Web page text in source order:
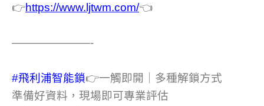
👉https://www.ljtwm.com/👈
———————-
#飛利浦智能鎖👉一觸即開｜多種解鎖方式
準備好資料，現場即可專業評估